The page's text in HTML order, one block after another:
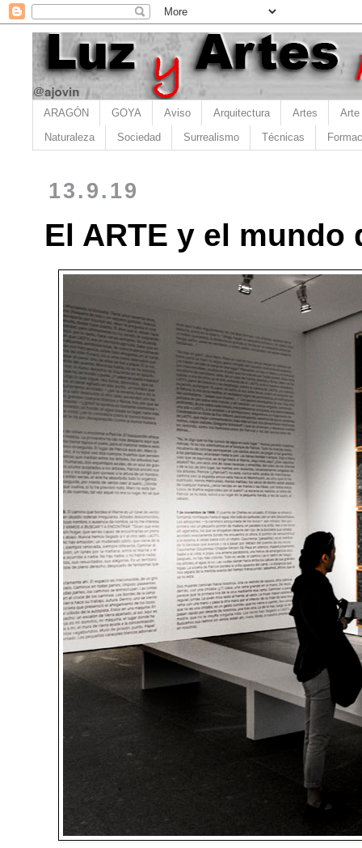
ARAGÓN GOYA Aviso Arquitectura Artes Arte
Naturaleza Sociedad Surrealismo Técnicas
13.9.19
El ARTE y el